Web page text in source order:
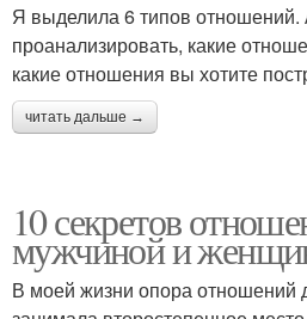
Я выделила 6 типов
проанализировать, какие
какие отношения вы хотите
читать дальше →
10 секретов
мужчиной и
В моей жизни опора отношений